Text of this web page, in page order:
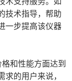
技术指导，帮助
一步提高该仪器
格和性能方面达到
求的用户来说，